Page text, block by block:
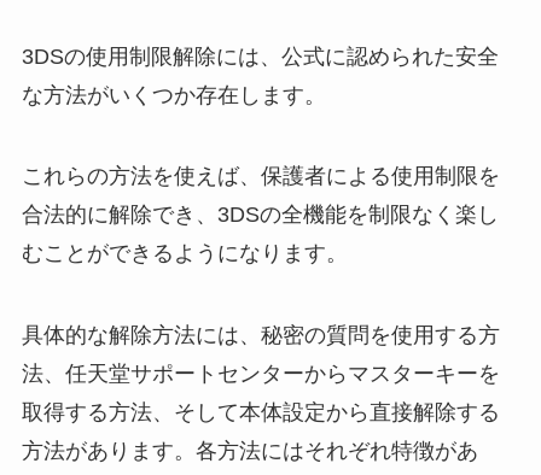
3DSの使用制限解除には、公式に認められた安全
な方法がいくつか存在します。
これらの方法を使えば、保護者による使用制限を
合法的に解除でき、3DSの全機能を制限なく楽し
むことができるようになります。
具体的な解除方法には、秘密の質問を使用する方
法、任天堂サポートセンターからマスターキーを
取得する方法、そして本体設定から直接解除する
方法があります。各方法にはそれぞれ特徴があ